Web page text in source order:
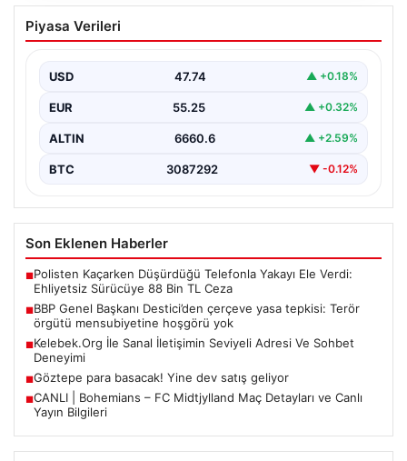
BBP Genel Başkanı Destici’den çerçeve
yasa tepkisi: Terör örgütü
Büyük Birlik Partisi Genel Başkanı Mustafa Destici,
toplantısında Meclis…
Piyasa Verileri
USD 47.74 ▲ +0.18%
EUR 55.25 ▲ +0.32%
ALTIN 6660.6 ▲ +2.59%
BTC 3087292 ▼ -0.12%
Son Eklenen Haberler
■Polisten Kaçarken Düşürdüğü Telefonla Yakayı Ele Verdi:
Ehliyetsiz Sürücüye 88 Bin TL Ceza
■BBP Genel Başkanı Destici’den çerçeve yasa tepkisi: Terör
örgütü mensubiyetine hoşgörü yok
■Kelebek.Org İle Sanal İletişimin Seviyeli Adresi Ve Sohbet
Deneyimi
■Göztepe para basacak! Yine dev satış geliyor
■CANLI | Bohemians – FC Midtjylland Maç Detayları ve Canlı
Yayın Bilgileri